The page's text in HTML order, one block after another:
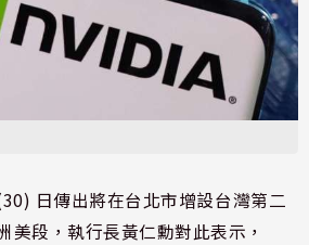
日傳出將在台北市增設台灣第二
美段，執行長黃仁勳對此表示，